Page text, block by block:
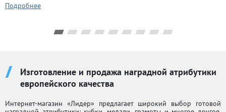
Конный спорт
Творчество Музыка
Теннис
Универсальное
Подробнее
Изготовление и продажа наградной атрибутики
европейского качества
Интернет-магазин «Лидер» предлагает широкий выбор готовой